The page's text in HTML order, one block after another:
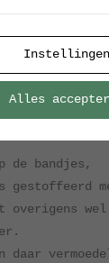
om
dan maar:
de bandjes,
gestoffeerd
overigens
Instellingen
Alles